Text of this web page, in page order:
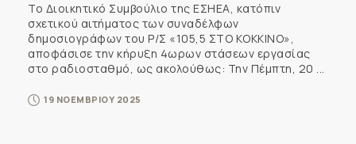
Το Διοικητικό Συμβούλιο της ΕΣΗΕΑ, κατόπιν
σχετικού αιτήματος των συναδέλφων
δημοσιογράφων του Ρ/Σ «105,5 ΣΤΟ ΚΟΚΚΙΝΟ»,
αποφάσισε την κήρυξη 4ωρων στάσεων εργασίας
στο ραδιοσταθμό, ως ακολούθως: Την Πέμπτη, 20 ...
19 ΝΟΕΜΒΡΙΟΥ 2025